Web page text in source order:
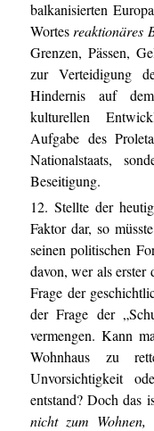
balkanisierten
Wortes reaktionäres
Grenzen, Pässen,
zur Verteidigung
Hindernis auf
kulturellen
Aufgabe des
Nationalstaats,
Beseitigung.
12. Stellte der
Faktor dar, so
seinen politischen
davon, wer als erster
Frage der
der Frage der
vermengen. Kann
Wohnhaus zu
Unvorsichtigkeit
entstand? Doch das
nicht zum